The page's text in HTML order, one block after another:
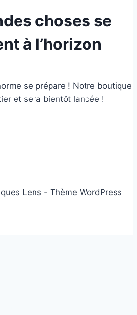
choses se
à l’horizon
se prépare ! Notre boutique
et sera bientôt lancée !
Lens - Thème WordPress